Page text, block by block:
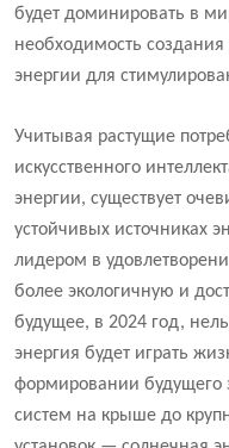
будет доминировать в
необходимость
энергии для
Учитывая растущие
искусственного
энергии, существует
устойчивых источниках
лидером в
более экологичную и
будущее, в 2024 год,
энергия будет играть
формировании будущего
систем на крыше до